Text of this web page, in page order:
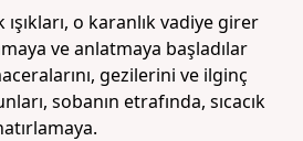
o karanlık vadiye girer
ve anlatmaya başladılar
gezilerini ve ilginç
sobanın etrafında, sıcacık